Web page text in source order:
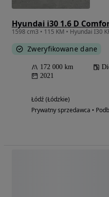
Hyundai i30 1.6 D
1598 cm3 • 115 KM • Hyundai I30
Zweryfikowane dane
172 000 km
2021
Łódź (Łódzkie)
Prywatny sprzedawca •